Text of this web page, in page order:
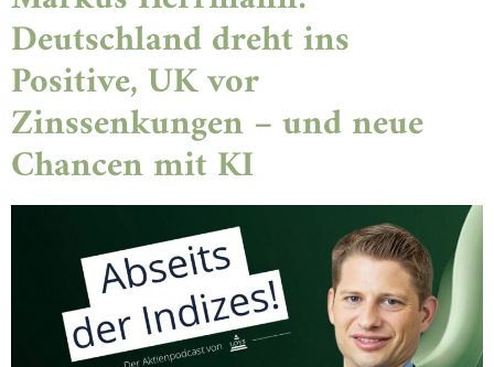
Deutschland dreht ins
Positive, UK vor
Zinssenkungen – und neue
Chancen mit KI